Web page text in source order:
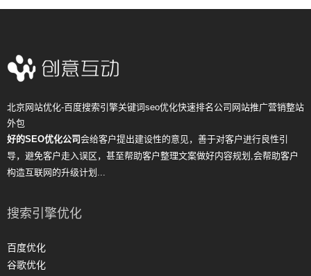
北京网站优化-百度搜索引擎关键词seo优化快速排名公司网站推广营销整站
外包
好的SEO优化公司会给客户提出建设性的意见，善于对客户进行良性引
导，避免客户走入误区，甚至帮助客户整理文案做好内容规划,会帮助客户
构造互联网的升级计划...
搜索引擎优化
百度优化
谷歌优化